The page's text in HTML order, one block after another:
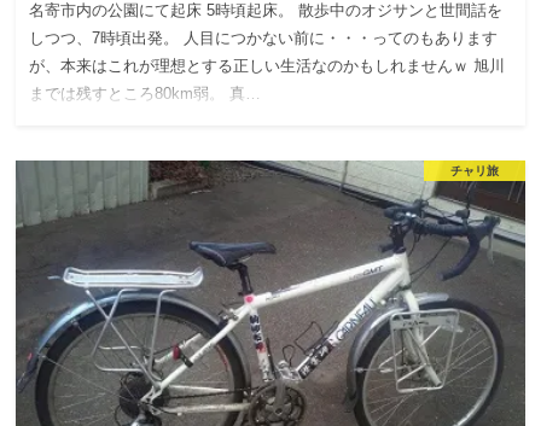
名寄市内の公園にて起床 5時頃起床。 散歩中のオジサンと世間話を
しつつ、7時頃出発。 人目につかない前に・・・ってのもあります
が、本来はこれが理想とする正しい生活なのかもしれませんｗ 旭川
までは残すところ80km弱。 真…
チャリ旅